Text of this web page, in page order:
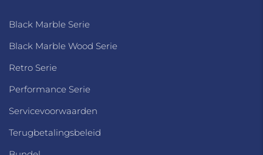
Black Marble Serie
Black Marble Wood Serie
Retro Serie
Performance Serie
Servicevoorwaarden
Terugbetalingsbeleid